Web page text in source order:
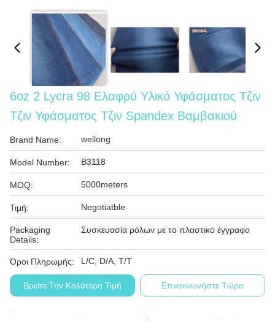
6oz 2 Lycra 98 Ελαφρύ Υλικό Υφάσματος Τζιν
Τζιν Υφάσματος Τζιν Spandex Βαμβακιού
Brand Name: weilong
Model Number: B3118
MOQ: 5000meters
Τιμή: Negotiatble
Packaging
Details:
Συσκευασία ρόλων με το πλαστικό έγγραφο
Όροι Πληρωμής: L/C, D/A, T/T
Βρείτε Την Καλύτερη Τιμή Επικοινωνήστε Τώρα